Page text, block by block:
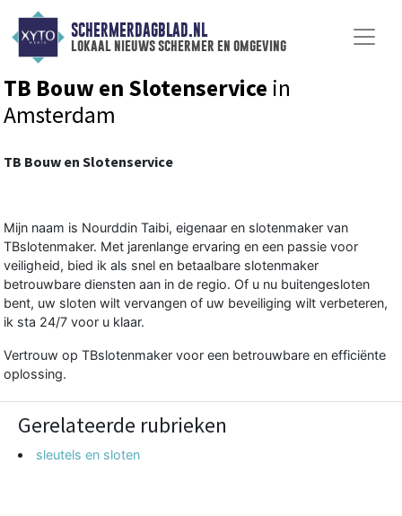
SCHERMERDAGBLAD.NL
lokaal nieuws schermer en omgeving
TB Bouw en Slotenservice in
Amsterdam
TB Bouw en Slotenservice
Mijn naam is Nourddin Taibi, eigenaar en slotenmaker van
TBslotenmaker. Met jarenlange ervaring en een passie voor
veiligheid, bied ik als snel en betaalbare slotenmaker
betrouwbare diensten aan in de regio. Of u nu buitengesloten
bent, uw sloten wilt vervangen of uw beveiliging wilt verbeteren,
ik sta 24/7 voor u klaar.
Vertrouw op TBslotenmaker voor een betrouwbare en efficiënte
oplossing.
Gerelateerde rubrieken
sleutels en sloten